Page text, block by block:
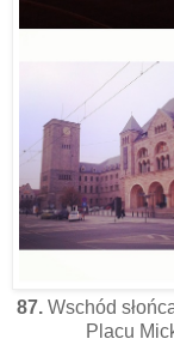
87.Wschód
Placu